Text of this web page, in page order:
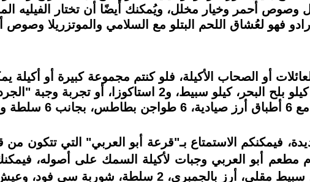
أحمر وخيار مخلل، ويُمكنك أيضًا أن تختار الفيليه
فهو لعُشاق اللحم البتلو مع السلامي والموتزريلا
أو الصحاب الأكيلة، فلو كنتم مجموعة كبيرة أو
بيبسي.
فيمكنكم الاستمتاع بـ"قرعة أبو العربي" التي